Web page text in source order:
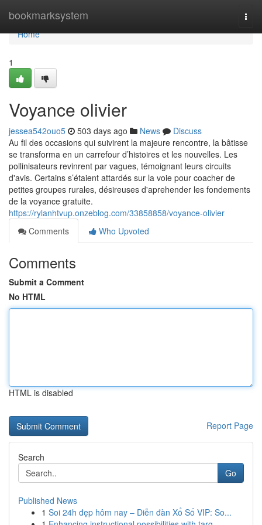
bookmarksystem
Home
Home
1
Voyance olivier
jessea542ouo5 503 days ago News
Discuss
Au fil des occasions qui suivirent la majeure rencontre, la bâtisse
se transforma en un carrefour d’histoires et les nouvelles. Les
pollinisateurs revinrent par vagues, témoignant leurs circuits
d'avis. Certains s’étaient attardés sur la voie pour coacher de
petites groupes rurales, désireuses d'aprehender les fondements
de la voyance gratuite.
https://rylanhtvup.onzeblog.com/33858858/voyance-olivier
Comments
Who Upvoted
Comments
Submit a Comment
No HTML
HTML is disabled
Report Page
Search
Go
Published News
1 Soi 24h đẹp hôm nay – Diễn đàn Xổ Số VIP: So...